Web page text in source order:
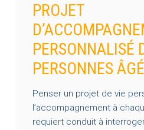
PROJET
PERSONNALISÉ
PERSONNES
Penser un projet de vie
l’accompagnement à
requiert conduit à